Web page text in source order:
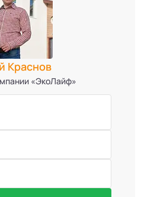
Краснов
«ЭкоЛайф»